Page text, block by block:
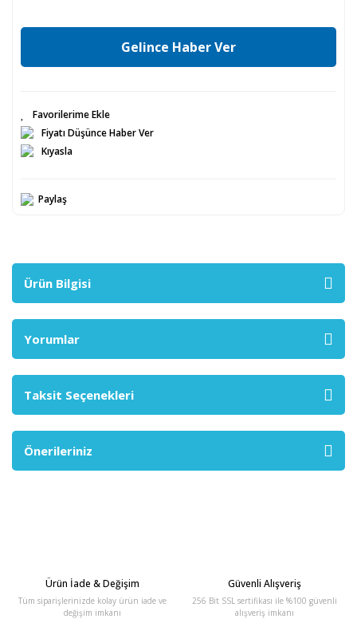
Gelince Haber Ver
Fiyatı Düşünce Haber Ver
Kıyasla
Paylaş
Ürün Bilgisi
Yorumlar
Taksit Seçenekleri
Önerileriniz
Ürün İade & Değişim
Tüm siparişlerinizde kolay ürün iade ve
değişim imkanı
Güvenli Alışveriş
256 Bit SSL sertifikası ile %100 güvenli
alışveriş imkanı